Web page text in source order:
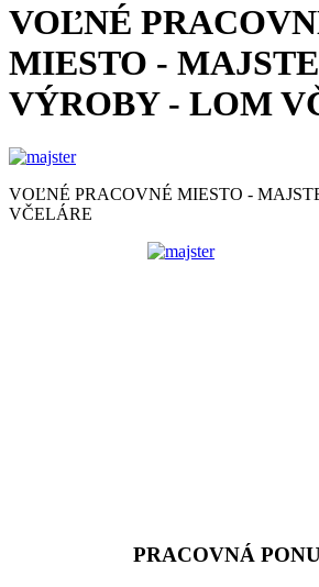
VOĽNÉ
MIESTO -
VÝROBY - LOM
VOĽNÉ PRACOVNÉ MIESTO -
VČELÁRE
PRACOVNÁ